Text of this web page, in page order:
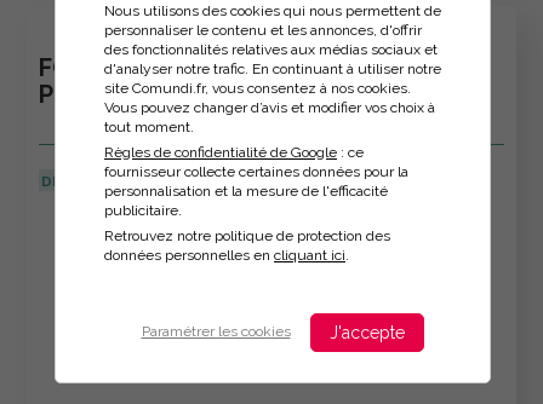
Nous utilisons des cookies qui nous permettent de
personnaliser le contenu et les annonces, d'offrir
des fonctionnalités relatives aux médias sociaux et
d'analyser notre trafic. En continuant à utiliser notre
site Comundi.fr, vous consentez à nos cookies.
Vous pouvez changer d’avis et modifier vos choix à
tout moment.
Règles de confidentialité de Google : ce
fournisseur collecte certaines données pour la
personnalisation et la mesure de l'efficacité
publicitaire.
Retrouvez notre politique de protection des
données personnelles en cliquant ici
Paramétrer les cookies J'accepte
FORMATION : BOOSTER VOS ECRITS
PROFESSIONNELS AVEC CHATGPT
DERNIÈRE MISE À JOUR :11/06/2026
Veuillez décrire votre situation